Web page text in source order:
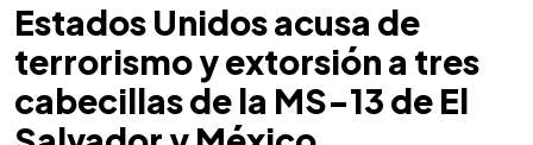
Estados Unidos acusa de
terrorismo y extorsión a tres
cabecillas de la MS-13 de El